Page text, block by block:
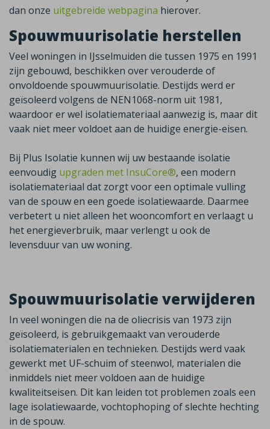
dan onze uitgebreide webpagina hierover.
Spouwmuurisolatie herstellen
Veel woningen in IJsselmuiden die tussen 1975 en 1991
zijn gebouwd, beschikken over verouderde of
onvoldoende spouwmuurisolatie. Destijds werd er
geïsoleerd volgens de NEN1068-norm uit 1981,
waardoor er wel isolatiemateriaal aanwezig is, maar dit
vaak niet meer voldoet aan de huidige energie-eisen.
Bij Plus Isolatie kunnen wij uw bestaande isolatie
eenvoudig upgraden met InsuCore®, een modern
isolatiemateriaal dat zorgt voor een optimale vulling
van de spouw en een goede isolatiewaarde. Daarmee
verbetert u niet alleen het wooncomfort en verlaagt u
het energieverbruik, maar verlengt u ook de
levensduur van uw woning.
Spouwmuurisolatie verwijderen
In veel woningen die na de oliecrisis van 1973 zijn
geïsoleerd, is gebruikgemaakt van verouderde
isolatiematerialen en technieken. Destijds werd vaak
gewerkt met UF-schuim of steenwol, materialen die
inmiddels niet meer voldoen aan de huidige
kwaliteitseisen. Dit kan leiden tot problemen zoals een
lage isolatiewaarde, vochtophoping of slechte hechting
in de spouw.